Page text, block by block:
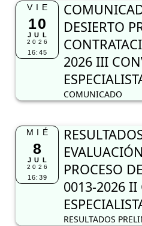
VIE
10
JUL
2026
16:45
DESIERTO
2026 III
COMUNICADO
MIÉ
8
JUL
2026
16:39
PROCESO
0013-2026 II
RESULTADOS